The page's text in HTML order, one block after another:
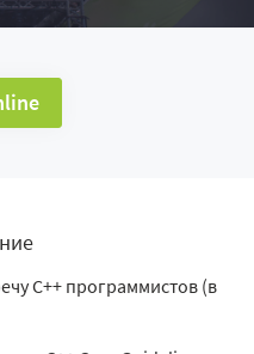
C++ программистов (в